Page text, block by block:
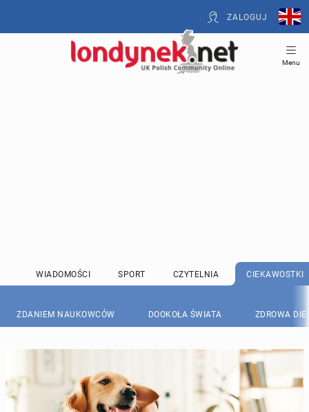
ZALOGUJ
Menu
WIADOMOŚCI SPORT CZYTELNIA CIEKAWOSTKI
ZDANIEM NAUKOWCÓW DOOKOŁA ŚWIATA ZDROWA